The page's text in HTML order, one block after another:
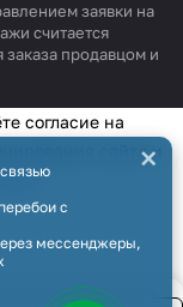
заявки на
считается
продавцом и
с
мессенджеры,
×
согласие на
сайта и